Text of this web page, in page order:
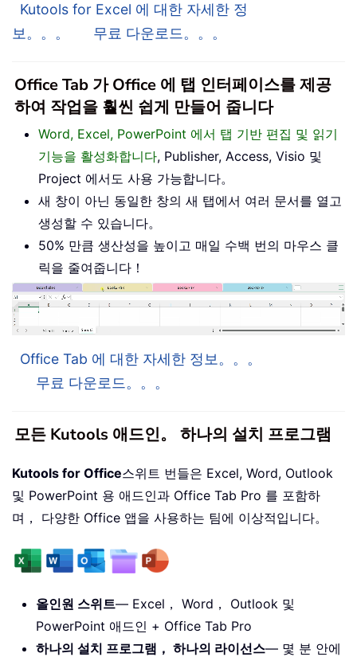
Kutools for Excel 에 대한 자세한 정
보。。。
무료 다운로드。。。
Office Tab 가 Office 에 탭 인터페이스를 제공
하여 작업을 훨씬 쉽게 만들어 줍니다
Word, Excel, PowerPoint 에서 탭 기반 편집 및 읽기
기능을 활성화합니다, Publisher, Access, Visio 및
Project 에서도 사용 가능합니다。
새 창이 아닌 동일한 창의 새 탭에서 여러 문서를 열고
생성할 수 있습니다。
50% 만큼 생산성을 높이고 매일 수백 번의 마우스 클
릭을 줄여줍니다！
Office Tab 에 대한 자세한 정보。。。
무료 다운로드。。。
모든 Kutools 애드인。 하나의 설치 프로그램
Kutools for Office스위트 번들은 Excel, Word, Outlook
및 PowerPoint 용 애드인과 Office Tab Pro 를 포함하
며， 다양한 Office 앱을 사용하는 팀에 이상적입니다。
올인원 스위트— Excel， Word， Outlook 및
PowerPoint 애드인 + Office Tab Pro
하나의 설치 프로그램， 하나의 라이선스— 몇 분 안에